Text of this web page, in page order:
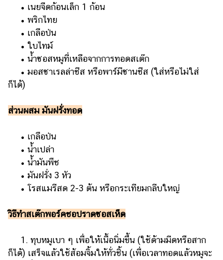
• เนยจืดก้อนเล็ก 1 ก้อน
• พริกไทย
• เกลือป่น
• ใบไทม์
• น้ำซอสหมูที่เหลือจากการทอดสเต๊ก
• มอสซาเรลล่าชีส หรือพาร์มีซานชีส (ใส่หรือไม่ใส่
ก็ได้)
ส่วนผสม มันฝรั่งทอด
• เกลือป่น
• น้ำเปล่า
• น้ำมันพืช
• มันฝรั่ง 3 หัว
• โรสแมรีสด 2-3 ต้น หรือกระเทียมกลีบใหญ่
วิธีทำสเต๊กพอร์คชอปราดซอสเห็ด
1. ทุบหมูเบา ๆ เพื่อให้เนื้อนิ่มขึ้น (ใช้ด้ามมีดหรือสาก
ก็ได้) เสร็จแล้วใช้ส้อมจิ้มให้ทั่วชิ้น (เพื่อเวลาทอดแล้วหมูจะ